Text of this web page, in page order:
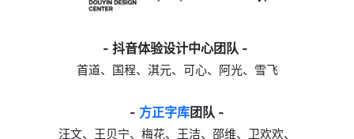
- 抖音体验设计中心团队 -
首道、国程、淇元、可心、阿光、雪飞
- 方正字库团队 -
汪文、王贝宁、梅花、王洁、邵维、卫欢欢、